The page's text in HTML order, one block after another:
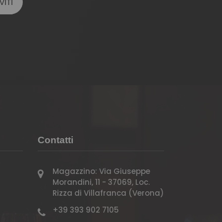
Contatti
Magazzino: Via Giuseppe
Morandini, 11 - 37069, Loc.
Rizza di Villafranca (Verona)
+39 393 902 7105